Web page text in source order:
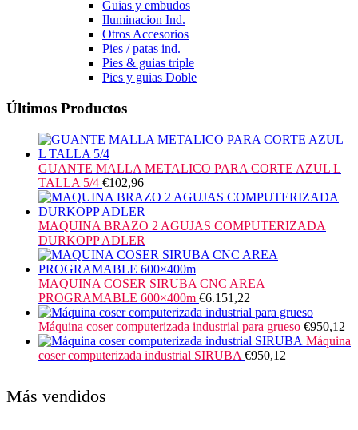
Guias y embudos
Iluminacion Ind.
Otros Accesorios
Pies / patas ind.
Pies & guias triple
Pies y guias Doble
Últimos Productos
GUANTE MALLA METALICO PARA CORTE AZUL L
TALLA 5/4 €102,96
MAQUINA BRAZO 2 AGUJAS COMPUTERIZADA
DURKOPP ADLER
MAQUINA COSER SIRUBA CNC AREA
PROGRAMABLE 600×400m €6.151,22
Máquina coser computerizada industrial para grueso €950,12
Máquina
coser computerizada industrial SIRUBA €950,12
Más vendidos